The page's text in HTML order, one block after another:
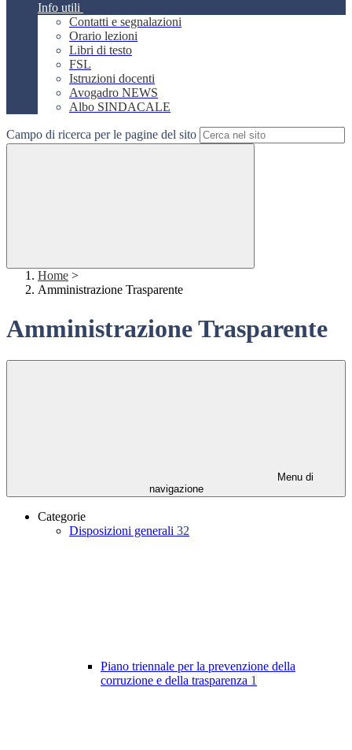
Info utili
Contatti e segnalazioni
Orario lezioni
Libri di testo
FSL
Istruzioni docenti
Avogadro NEWS
Albo SINDACALE
Campo di ricerca per le pagine del sito
Home >
Amministrazione Trasparente
Amministrazione Trasparente
Menu di
navigazione
Categorie
Disposizioni generali 32
Piano triennale per la prevenzione della
corruzione e della trasparenza 1